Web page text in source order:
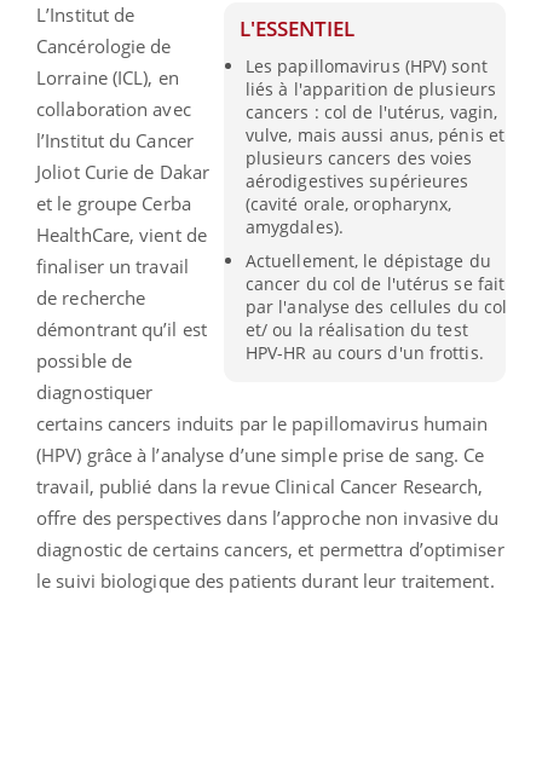
L'ESSENTIEL
Les papillomavirus (HPV) sont
liés à l'apparition de plusieurs
cancers : col de l'utérus, vagin,
vulve, mais aussi anus, pénis et
plusieurs cancers des voies
aérodigestives supérieures
(cavité orale, oropharynx,
amygdales).
Actuellement, le dépistage du
cancer du col de l'utérus se fait
par l'analyse des cellules du col
et/ ou la réalisation du test
HPV-HR au cours d'un frottis.
L’Institut de
Cancérologie de
Lorraine (ICL), en
collaboration avec
l’Institut du Cancer
Joliot Curie de Dakar
et le groupe Cerba
HealthCare, vient de
finaliser un travail
de recherche
démontrant qu’il est
possible de
diagnostiquer
certains cancers induits par le papillomavirus humain
(HPV) grâce à l’analyse d’une simple prise de sang. Ce
travail, publié dans la revue Clinical Cancer Research,
offre des perspectives dans l’approche non invasive du
diagnostic de certains cancers, et permettra d’optimiser
le suivi biologique des patients durant leur traitement.